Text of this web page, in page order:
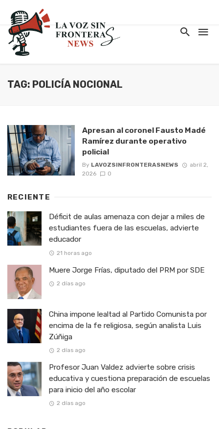
TAG: POLICÍA NOCIONAL
Apresan al coronel Fausto Madé
Ramírez durante operativo
policial
By LAVOZSINFRONTERASNEWS
abril 2,
2026
0
RECIENTE
Déficit de aulas amenaza con dejar a miles de
estudiantes fuera de las escuelas, advierte
educador
21 horas ago
Muere Jorge Frías, diputado del PRM por SDE
2 días ago
China impone lealtad al Partido Comunista por
encima de la fe religiosa, según analista Luis
Zúñiga
2 días ago
Profesor Juan Valdez advierte sobre crisis
educativa y cuestiona preparación de escuelas
para inicio del año escolar
2 días ago